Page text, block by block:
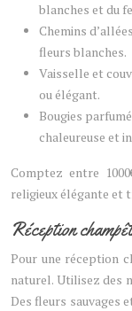
blanches et du
Chemins
fleurs blanches.
Vaisselle et
ou élégant.
Bougies
chaleureuse et
Comptez entre
religieux élégante et
Réception
Pour une réception
naturel. Utilisez des
Des fleurs sauvages